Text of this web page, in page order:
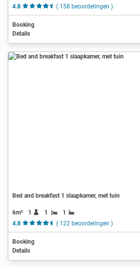
4.8
( 158 beoordelingen )
Booking
Details
Bed and breakfast 1 slaapkamer, met tuin
6m² 1 1
1
4.8
( 122 beoordelingen )
Booking
Details